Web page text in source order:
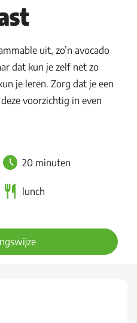
uit, zo’n avocado
dat kun je zelf net zo
je leren. Zorg dat je een
voorzichtig in even
20 minuten
lunch